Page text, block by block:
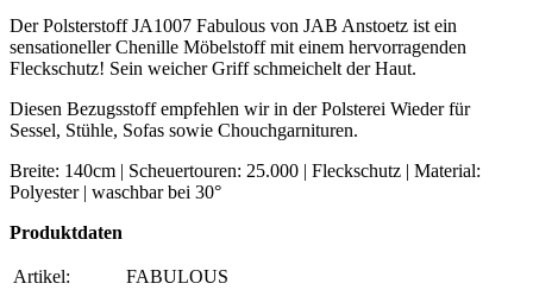
Der Polsterstoff JA1007 Fabulous von JAB Anstoetz ist ein
sensationeller Chenille Möbelstoff mit einem hervorragenden
Fleckschutz! Sein weicher Griff schmeichelt der Haut.
Diesen Bezugsstoff empfehlen wir in der Polsterei Wieder für
Sessel, Stühle, Sofas sowie Chouchgarnituren.
Breite: 140cm | Scheuertouren: 25.000 | Fleckschutz | Material:
Polyester | waschbar bei 30°
Produktdaten
Artikel:
FABULOUS